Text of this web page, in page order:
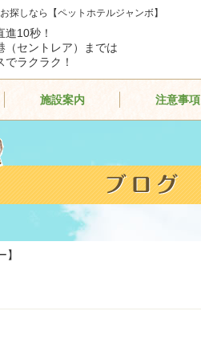
探しなら【ペットホテルジャンボ】
進10秒！
（セントレア）までは
ラクラク！
施設案内 注意事項